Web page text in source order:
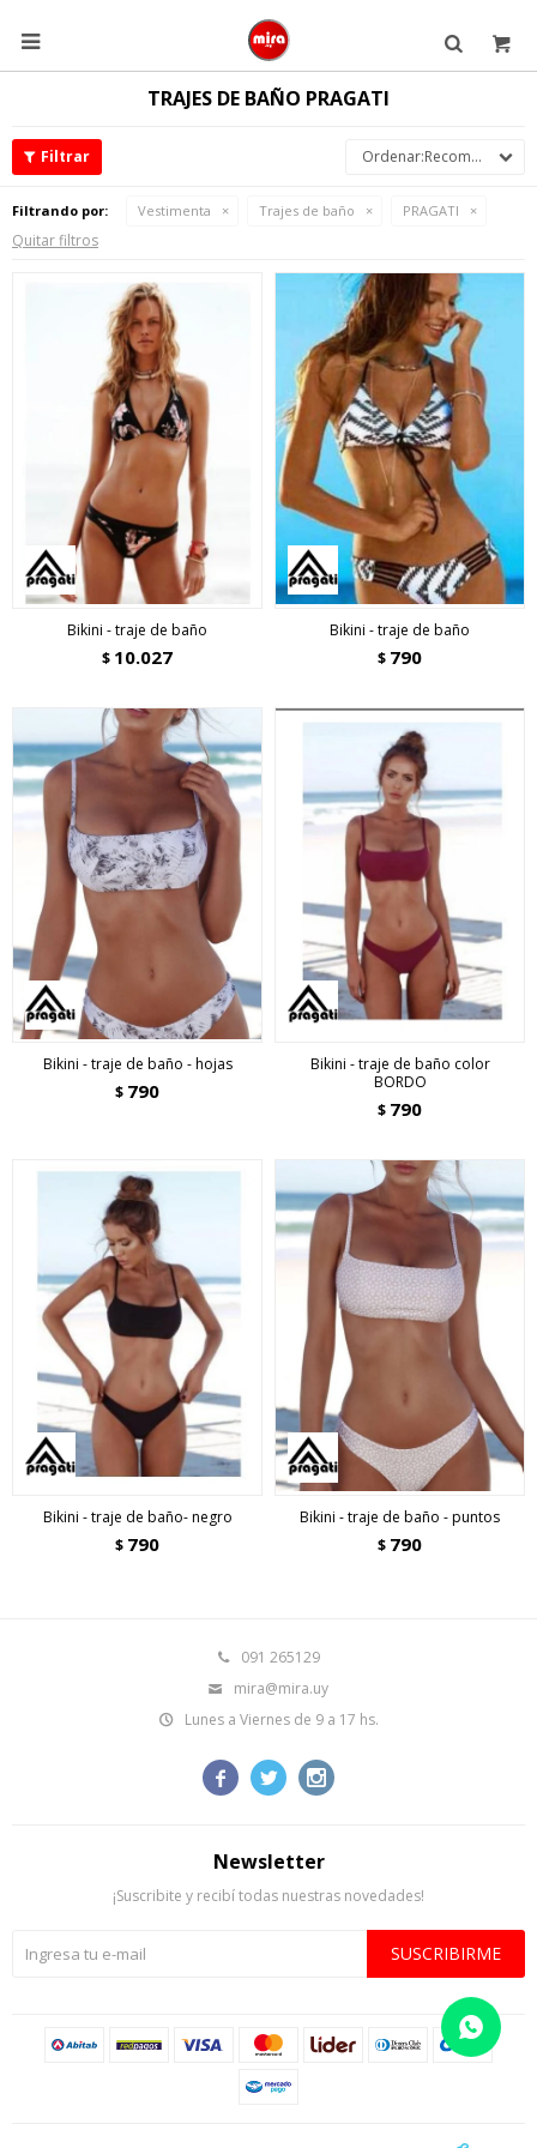

TRAJES DE BAÑO PRAGATI
Recomendados
Filtrando por: Vestimenta Trajes de baño PRAGATI
Quitar filtros
Bikini - traje de baño
$ 10.027
Bikini - traje de baño
$ 790
Bikini - traje de baño - hojas
$ 790
Bikini - traje de baño color
BORDO
$ 790
Bikini - traje de baño- negro
$ 790
Bikini - traje de baño - puntos
$ 790
091 265129
mira@mira.uy
Lunes a Viernes de 9 a 17 hs.
  
Newsletter
¡Suscribite y recibí todas nuestras novedades!
SUSCRIBIRME